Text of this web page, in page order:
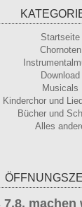
Startseite
Chornoten
Download
Musicals
Kinderchor und
Bücher und
Alles
7.8.